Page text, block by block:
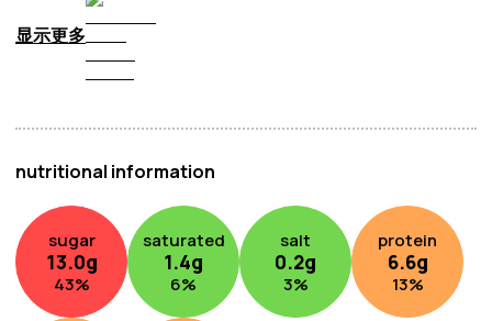
显示更多
nutritional information
sugar
13.0g
43%
saturated
1.4g
6%
salt
0.2g
3%
protein
6.6g
13%